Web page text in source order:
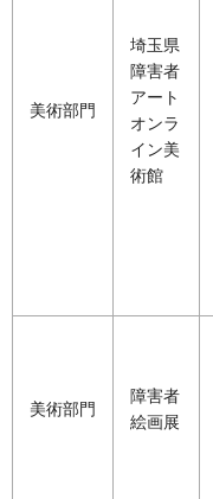
美術部門
埼玉県
障害者
アート
オンラ
イン美
術館
美術部門
障害者
絵画展